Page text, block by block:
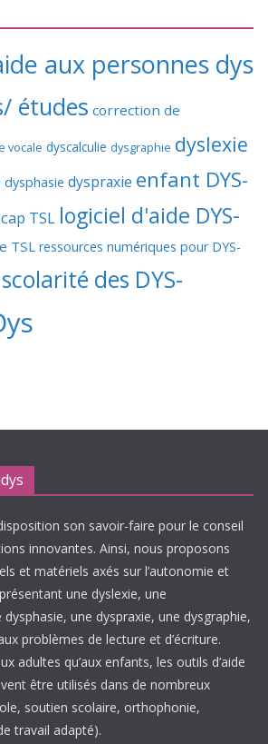
aux personnes dys
études correction de
vocale dyscalculie dysgraphie dyslexie
dysphasie dyspraxie enfant DYS-
TSL logiciel d'aide DYS-
TSL ressources numériques pour DYS-
scolarité des DYS-
son savoir-faire pour le conseil
innovantes. Ainsi, nous proposons
et matériels axés sur l’autonomie et
une dyslexie, une
une dyspraxie, une dysgraphie,
problèmes de lecture et d’écriture.
adultes qu’aux enfants, les outils d’aide
être utilisés dans de nombreux
soutien scolaire, orthophonie,
travail adapté).